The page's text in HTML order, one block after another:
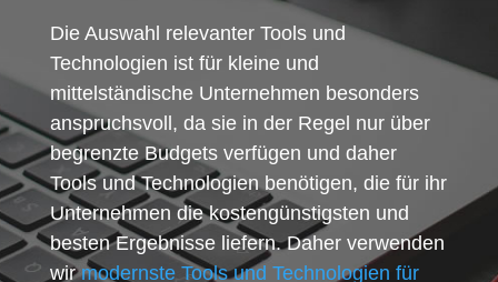
Die Auswahl relevanter Tools und
Technologien ist für kleine und
mittelständische Unternehmen besonders
anspruchsvoll, da sie in der Regel nur über
begrenzte Budgets verfügen und daher
Tools und Technologien benötigen, die für ihr
Unternehmen die kostengünstigsten und
besten Ergebnisse liefern. Daher verwenden
wirmodernste Tools und Technologien für